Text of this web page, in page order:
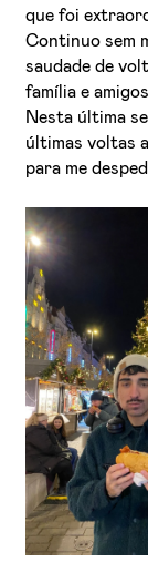
que foi
Continuo sem
saudade de
família e
Nesta última
últimas voltas
para me